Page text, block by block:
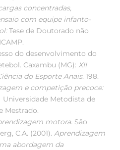
concentradas,
com equipe infanto-
Tese de Doutorado não
do desenvolvimento do
Caxambu (MG): XII
do Esporte Anais. 198.
e competição precoce:
Universidade Metodista de
Mestrado.
motora. São
C.A. (2001). Aprendizagem
abordagem da